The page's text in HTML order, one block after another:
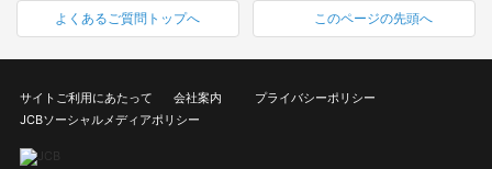
よくあるご質問トップへ このページの先頭へ
サイトご利用にあたって 会社案内
プライバシーポリシー
JCBソーシャルメディアポリシー